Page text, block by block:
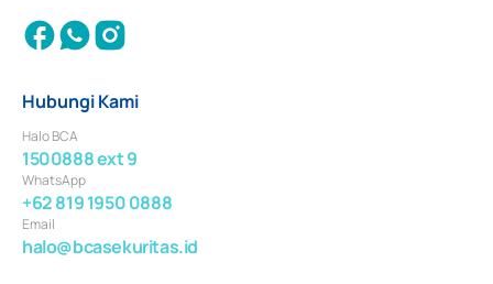
Hubungi Kami
Halo BCA
1500888 ext 9
WhatsApp
+62 819 1950 0888
Email
halo@bcasekuritas.id